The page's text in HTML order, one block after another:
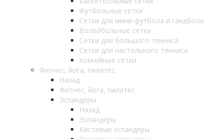
Футбольные сетки
Сетки для мини-футбола и гандбола
Волейбольные сетки
Сетки для большого тенниса
Сетки для настольного тенниса
Хоккейные сетки
Фитнес, йога, пилатес
Назад
Фитнес, йога, пилатес
Эспандеры
Назад
Эспандеры
Кистевые эспандеры